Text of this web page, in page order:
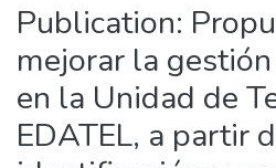
Publication:
mejorar la
en la Unidad de
EDATEL, a partir